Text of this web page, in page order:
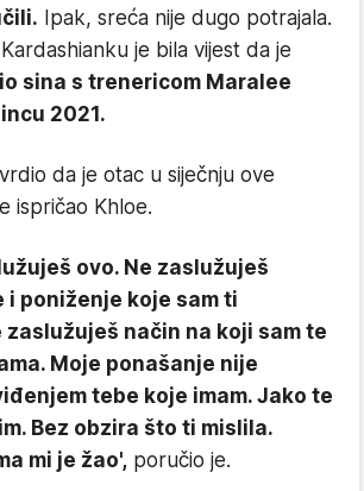
Ipak, sreća nije dugo potrajala.
je bila vijest da je
sina s trenericom Maralee
2021.
da je otac u siječnju ove
ispričao Khloe.
ovo. Ne zaslužuješ
i poniženje koje sam ti
zaslužuješ način na koji sam te
Moje ponašanje nije
tebe koje imam. Jako te
Bez obzira što ti mislila.
mi je žao', poručio je.